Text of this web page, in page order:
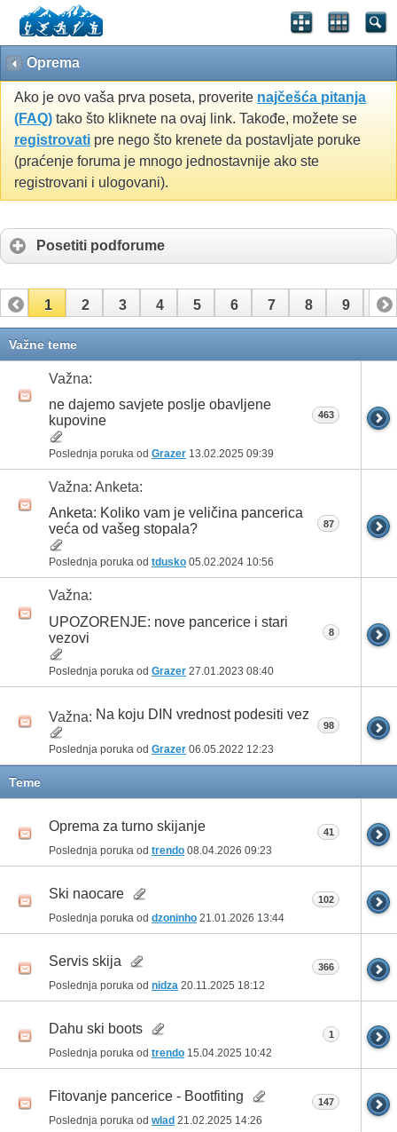
Oprema
Ako je ovo vaša prva poseta, proverite najčešća pitanja
(FAQ) tako što kliknete na ovaj link. Takođe, možete se
registrovati pre nego što krenete da postavljate poruke
(praćenje foruma je mnogo jednostavnije ako ste
registrovani i ulogovani).
Posetiti podforume
1 2 3 4 5 6 7 8 9 10
11
Važne teme
Važna:
ne dajemo savjete poslje obavljene
kupovine
Poslednja poruka od Grazer 13.02.2025 09:39
463
Važna: Anketa:
Anketa: Koliko vam je veličina pancerica
veća od vašeg stopala?
Poslednja poruka od tdusko 05.02.2024 10:56
87
Važna:
UPOZORENJE: nove pancerice i stari
vezovi
Poslednja poruka od Grazer 27.01.2023 08:40
8
Važna: Na koju DIN vrednost podesiti vez
Poslednja poruka od Grazer 06.05.2022 12:23
98
Teme
Oprema za turno skijanje
Poslednja poruka od trendo 08.04.2026 09:23
41
Ski naocare
Poslednja poruka od dzoninho 21.01.2026 13:44
102
Servis skija
Poslednja poruka od nidza 20.11.2025 18:12
366
Dahu ski boots
Poslednja poruka od trendo 15.04.2025 10:42
1
Fitovanje pancerice - Bootfiting
Poslednja poruka od wlad 21.02.2025 14:26
147